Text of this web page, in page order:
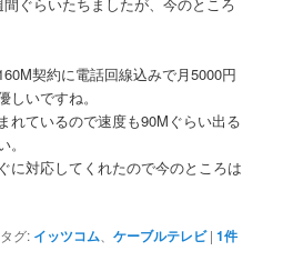
契約に電話回線込みで月5000円
いですね。
れているので速度も90Mぐらい出る
に対応してくれたので今のところは
タグ: イッツコム 、ケーブルテレビ |1件